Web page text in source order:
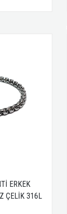
ERKEK
ÇELİK 316L